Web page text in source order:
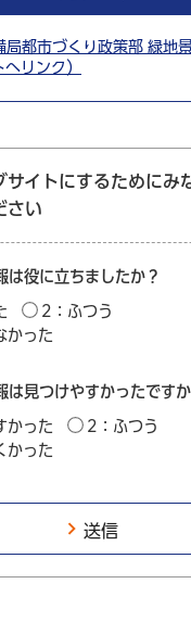
局都市づくり政策部 緑地
リンク）
サイトにするためにみ
さい
は役に立ちましたか？
2：ふつう
かった
は見つけやすかったですか
かった
2：ふつう
かった